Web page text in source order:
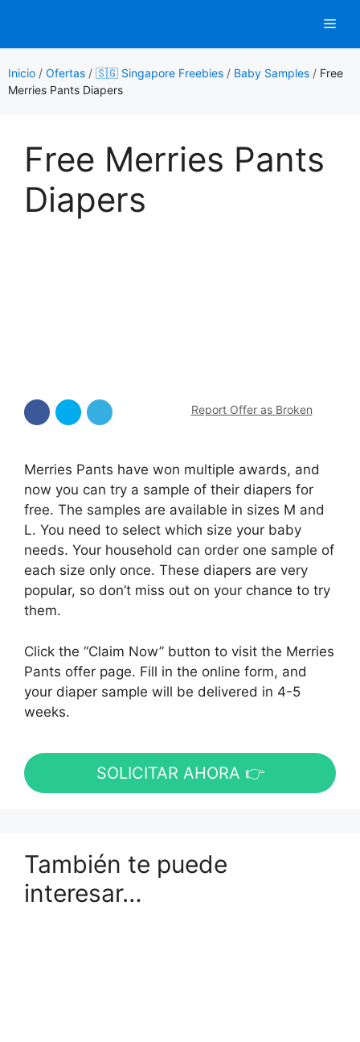
contenido
Inicio / Ofertas / 🇸🇬 Singapore Freebies / Baby Samples / Free
Merries Pants Diapers
Free Merries Pants
Diapers
Report Offer as Broken
Merries Pants have won multiple awards, and
now you can try a sample of their diapers for
free. The samples are available in sizes M and
L. You need to select which size your baby
needs. Your household can order one sample of
each size only once. These diapers are very
popular, so don’t miss out on your chance to try
them.
Click the “Claim Now” button to visit the Merries
Pants offer page. Fill in the online form, and
your diaper sample will be delivered in 4-5
weeks.
SOLICITAR AHORA 👉
También te puede
interesar…